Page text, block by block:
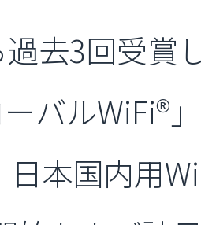
去3回受賞
バルWiFi®
本国内用